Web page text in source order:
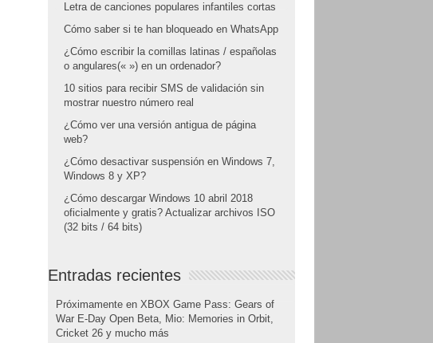
Letra de canciones populares infantiles cortas
Cómo saber si te han bloqueado en WhatsApp
¿Cómo escribir la comillas latinas / españolas
o angulares(« ») en un ordenador?
10 sitios para recibir SMS de validación sin
mostrar nuestro número real
¿Cómo ver una versión antigua de página
web?
¿Cómo desactivar suspensión en Windows 7,
Windows 8 y XP?
¿Cómo descargar Windows 10 abril 2018
oficialmente y gratis? Actualizar archivos ISO
(32 bits / 64 bits)
Entradas recientes
Próximamente en XBOX Game Pass: Gears of
War E-Day Open Beta, Mio: Memories in Orbit,
Cricket 26 y mucho más